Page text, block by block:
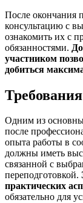
После окончания
консультацию с
ознакомить их с
обязанностями.
участником
добиться
Одним из
после
опыта работы в
должны иметь
связанной с
переподготовкой.
практических
обязательно для